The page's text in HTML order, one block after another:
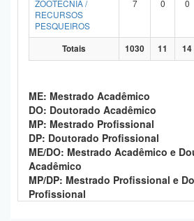
ZOOTECNIA /
RECURSOS
PESQUEIROS
7 0 0
Totais 1030 11 14
ME: Mestrado Acadêmico
DO: Doutorado Acadêmico
MP: Mestrado Profissional
DP: Doutorado Profissional
ME/DO: Mestrado Acadêmico e
Acadêmico
MP/DP: Mestrado Profissional e
Profissional